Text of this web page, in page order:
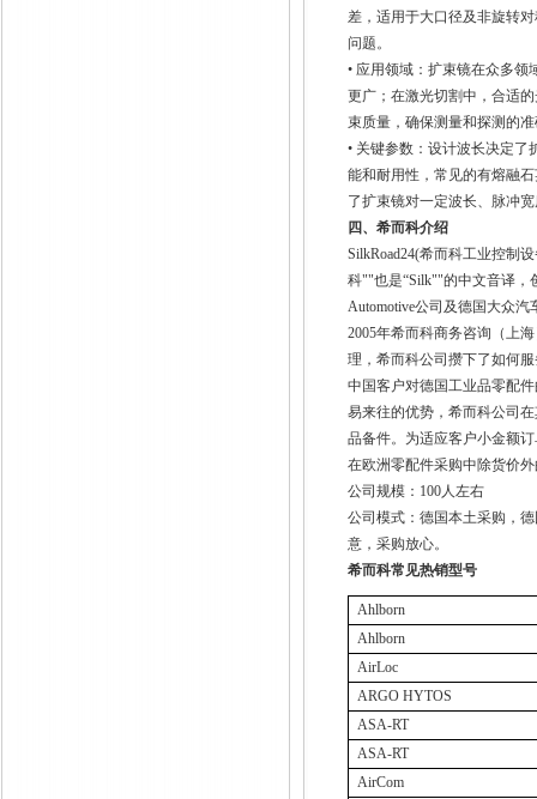
差，适用于大口径及非旋转
问题。
• 应用领域：扩束镜在众多
更广；在激光切割中，合适
束质量，确保测量和探测的
• 关键参数：设计波长决定
能和耐用性，常见的有熔融
了扩束镜对一定波长、脉冲
四、希而科介绍
SilkRoad24(希而科工业控制
科""也是“Silk""的中文音译，
Automotive公司及德国大众汽
2005年希而科商务咨询（上
理，希而科公司攒下了如何
中国客户对德国工业品零配
易来往的优势，希而科公司
品备件。为适应客户小金额
在欧洲零配件采购中除货价
公司规模： 100人左右
公司模式：德国本土采购，
意，采购放心。
希而科常见热销型号
Ahlborn
Ahlborn
AirLoc
ARGO HYTOS
ASA-RT
ASA-RT
AirCom